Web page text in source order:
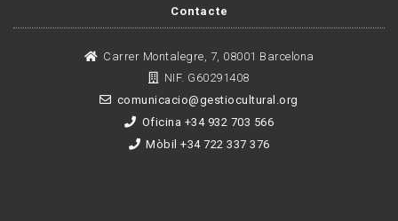
Contacte
Carrer Montalegre, 7, 08001 Barcelona
NIF. G60291408
comunicacio@gestiocultural.org
Oficina +34 932 703 566
Mòbil +34 722 337 376